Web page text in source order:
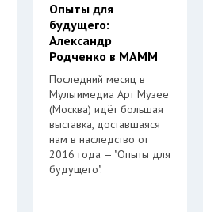
Опыты для
будущего:
Александр
Родченко в МАММ
Последний месяц в
Мультимедиа Арт Музее
(Москва) идёт большая
выставка, доставшаяся
нам в наследство от
2016 года — "Опыты для
будущего".